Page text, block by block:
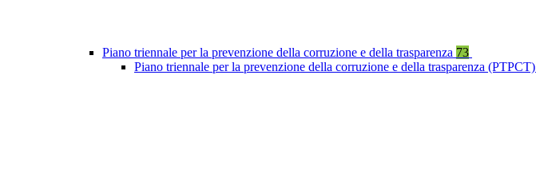
Piano triennale per la prevenzione della corruzione e della trasparenza 73
Piano triennale per la prevenzione della corruzione e della trasparenza (PTPCT)